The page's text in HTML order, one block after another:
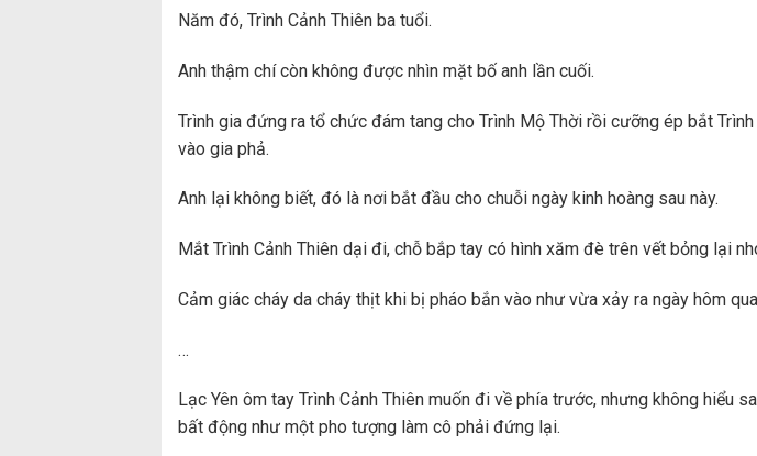
Năm đó, Trình Cảnh Thiên ba tuổi.
Anh thậm chí còn không được nhìn mặt bố anh lần cuối.
Trình gia đứng ra tổ chức đám tang cho Trình Mộ Thời rồi cưỡng ép bắt Trình
vào gia phả.
Anh lại không biết, đó là nơi bắt đầu cho chuỗi ngày kinh hoàng sau này.
Mắt Trình Cảnh Thiên dại đi, chỗ bắp tay có hình xăm đè trên vết bỏng lại
Cảm giác cháy da cháy thịt khi bị pháo bắn vào như vừa xảy ra ngày hôm
…
Lạc Yên ôm tay Trình Cảnh Thiên muốn đi về phía trước, nhưng không hiểu
bất động như một pho tượng làm cô phải đứng lại.